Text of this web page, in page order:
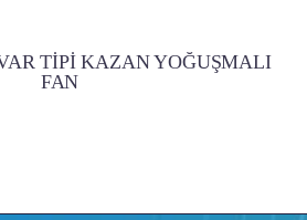
TİPİ KAZAN YOĞUŞMALI
FAN